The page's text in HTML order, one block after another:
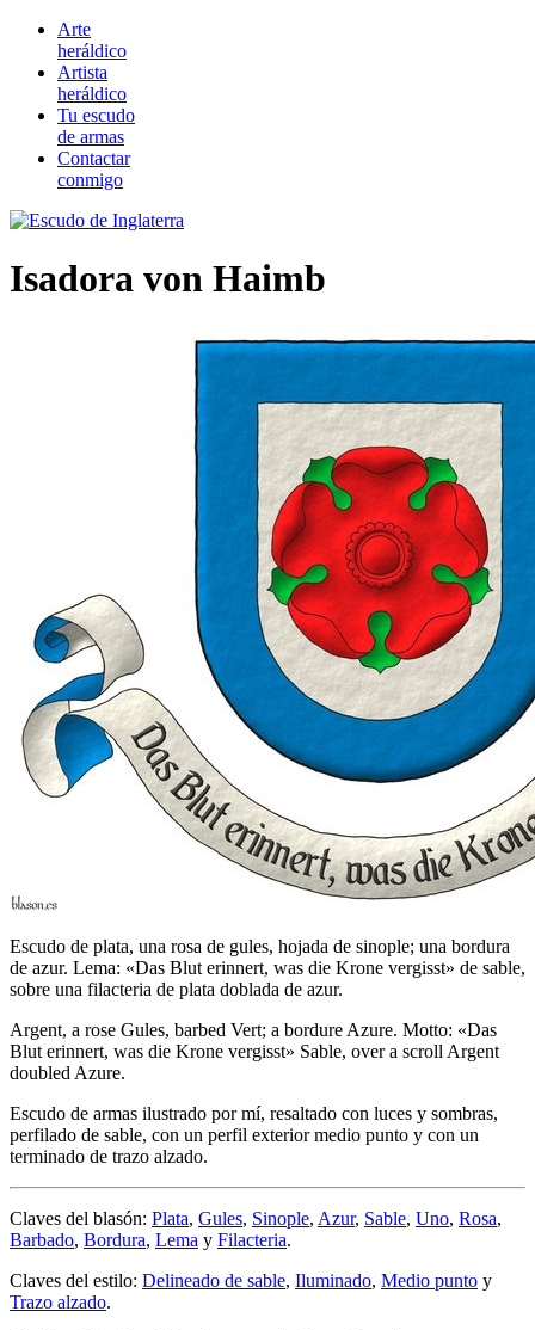
Arte
heráldico
Artista
heráldico
Tu escudo
de armas
Contactar
conmigo
Isadora von Haimb
Escudo de plata, una rosa de gules, hojada de sinople; una bordura
de azur. Lema: «Das Blut erinnert, was die Krone vergisst» de sable,
sobre una filacteria de plata doblada de azur.
Argent, a rose Gules, barbed Vert; a bordure Azure. Motto: «Das
Blut erinnert, was die Krone vergisst» Sable, over a scroll Argent
doubled Azure.
Escudo de armas ilustrado por mí, resaltado con luces y sombras,
perfilado de sable, con un perfil exterior medio punto y con un
terminado de trazo alzado.
Claves del blasón: Plata, Gules, Sinople, Azur, Sable, Uno, Rosa,
Barbado, Bordura, Lema y Filacteria.
Claves del estilo: Delineado de sable, Iluminado, Medio punto y
Trazo alzado.